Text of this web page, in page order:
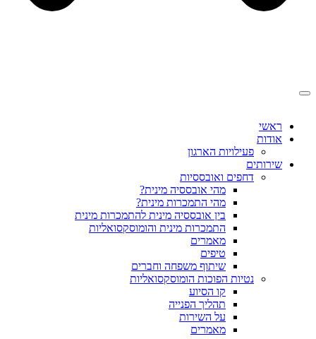
ראשי
אודות
פעילויות הארגון
שירותים
דחפים ואובססיות
מהי אובססיה מינית?
מהי התמכרות מינית?
בין אובססיה מינית להתמכרות מינית
התמכרות מינית והומוסקסואליות
מאמרים
טיפים
שיתוף משפחה וחברים
נטיות הפוכות הומוסקסואליות
קו הסיוע
תהליך הפנייה
על השירות
מאמרים